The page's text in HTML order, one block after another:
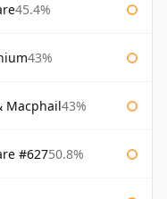
45.4%
43%
Macphail43%
#62750.8%